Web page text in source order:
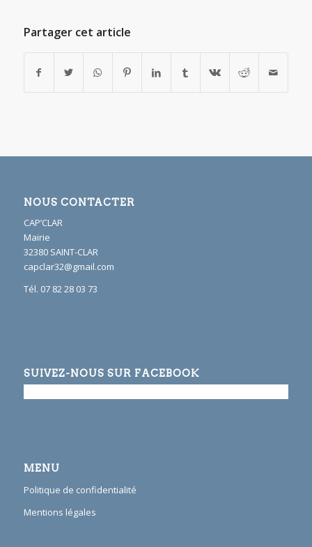
Partager cet article
NOUS CONTACTER
CAP’CLAR
Mairie
32380 SAINT-CLAR
capclar32@gmail.com
Tél. 07 82 28 03 73
SUIVEZ-NOUS SUR FACEBOOK
MENU
Politique de confidentialité
Mentions légales